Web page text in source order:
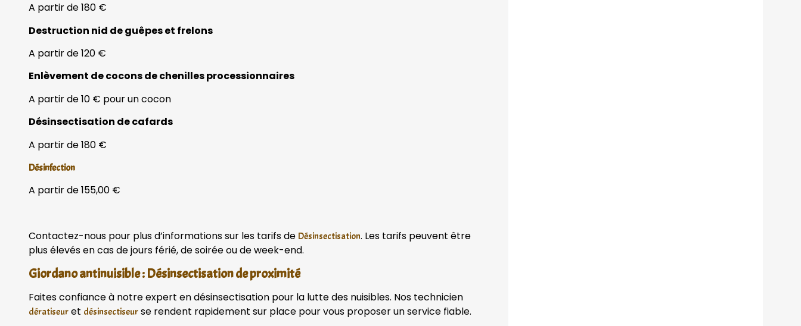
A partir de 180 €
Destruction nid de guêpes et frelons
A partir de 120 €
Enlèvement de cocons de chenilles processionnaires
A partir de 10 € pour un cocon
Désinsectisation de cafards
A partir de 180 €
Désinfection
A partir de 155,00 €
Contactez-nous pour plus d’informations sur les tarifs de Désinsectisation. Les tarifs peuvent être
plus élevés en cas de jours férié, de soirée ou de week-end.
Giordano antinuisible : Désinsectisation de proximité
Faites confiance à notre expert en désinsectisation pour la lutte des nuisibles. Nos technicien
dératiseur et désinsectiseur se rendent rapidement sur place pour vous proposer un service fiable.